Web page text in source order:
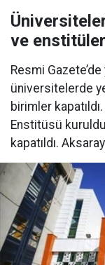
ve enstitüler
Resmi Gazete’de
üniversitelerde
birimler
Enstitüsü
kapatıldı.